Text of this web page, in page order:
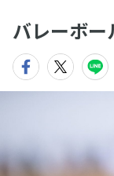
バレーボ